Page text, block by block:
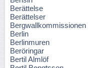
Berättelse
Berättelser
Bergwallkommissionen
Berlin
Berlinmuren
Beröringar
Bertil Almlöf